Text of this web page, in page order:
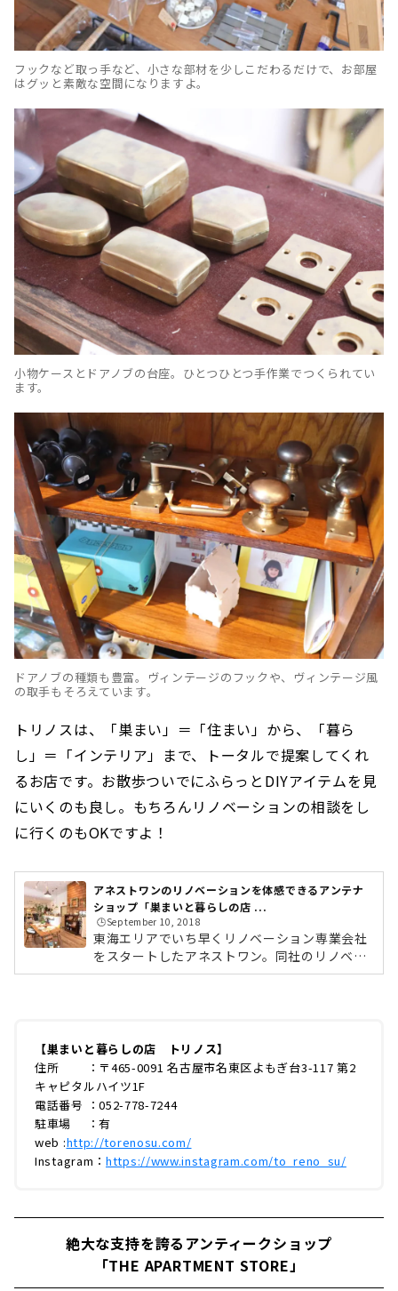
フックなど取っ手など、小さな部材を少しこだわるだけで、お部屋
はグッと素敵な空間になりますよ。
小物ケースとドアノブの台座。ひとつひとつ手作業でつくられてい
ます。
ドアノブの種類も豊富。ヴィンテージのフックや、ヴィンテージ風
の取手もそろえています。
トリノスは、「巣まい」＝「住まい」から、「暮ら
し」＝「インテリア」まで、トータルで提案してくれ
るお店です。お散歩ついでにふらっとDIYアイテムを見
にいくのも良し。もちろんリノベーションの相談をし
に行くのもOKですよ！
アネストワンのリノベーションを体感できるアンテナ
ショップ「巣まいと暮らしの店 ...
🕒️September 10, 2018
東海エリアでいち早くリノベーション専業会社
をスタートしたアネストワン。同社のリノベー
ションを体感できるアンテナショップが、名古
店の背景までたっぷりとご紹介します。リノベ
ーション専業会社「アネストワン」の誕生アネ
ストワン 代表取締役 青山信春さんアネスト
ワンの誕生は今から21年前、1999年（平成9
年）のことです。どのようにしてアネストワン
が誕生したのか、代表取締役の青山さん...
【巣まいと暮らしの店 トリノス】
住所 ：〒465-0091 名古屋市名東区よもぎ台3-117 第2
キャピタルハイツ1F
電話番号 ：052-778-7244
駐車場 ：有
web :http://torenosu.com/
Instagram： https://www.instagram.com/to_reno_su/
絶大な支持を誇るアンティークショップ
「THE APARTMENT STORE」